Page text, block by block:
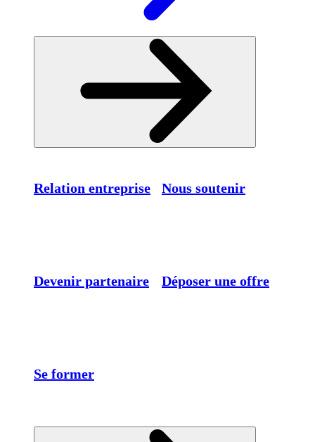
Relation entreprise Nous soutenir
Devenir partenaire Déposer une offre
Se former